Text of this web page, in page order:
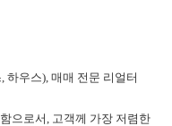
하우스), 매매 전문 리얼터
으로서, 고객께 가장 저렴한